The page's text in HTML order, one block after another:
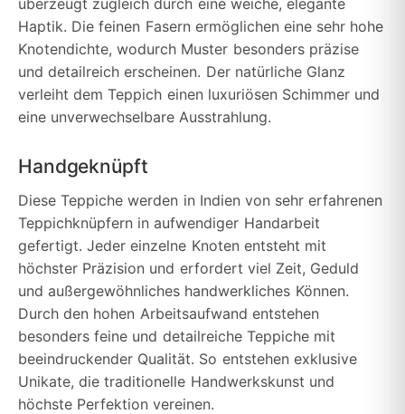
Haptik. Die feinen Fasern ermöglichen eine sehr hohe
Knotendichte, wodurch Muster besonders präzise
und detailreich erscheinen. Der natürliche Glanz
verleiht dem Teppich einen luxuriösen Schimmer und
eine unverwechselbare Ausstrahlung.
Handgeknüpft
Diese Teppiche werden in Indien von sehr erfahrenen
Teppichknüpfern in aufwendiger Handarbeit
gefertigt. Jeder einzelne Knoten entsteht mit
höchster Präzision und erfordert viel Zeit, Geduld
und außergewöhnliches handwerkliches Können.
Durch den hohen Arbeitsaufwand entstehen
besonders feine und detailreiche Teppiche mit
beeindruckender Qualität. So entstehen exklusive
Unikate, die traditionelle Handwerkskunst und
höchste Perfektion vereinen.